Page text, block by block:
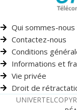
Qui sommes-nous
Contactez-nous
Conditions
Informations et
Vie privée
Droit de
UNIVERTEL